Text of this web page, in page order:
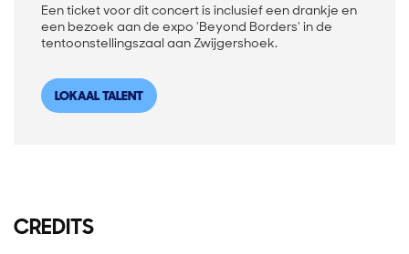
Een ticket voor dit concert is inclusief een drankje en
een bezoek aan de expo 'Beyond Borders' in de
tentoonstellingszaal aan Zwijgershoek.
LOKAAL TALENT
CREDITS